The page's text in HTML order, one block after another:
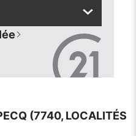
(7740, LOCALITÉS